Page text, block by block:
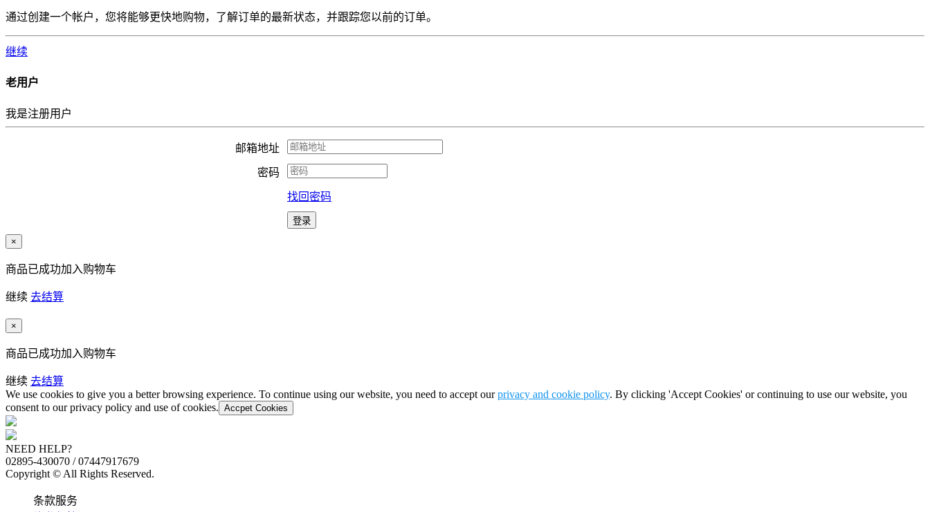
通过创建一个帐户，您将能够更快地购物，了解订单的最新状态，并跟踪您以前的订单。
继续
老用户
我是注册用户
邮箱地址
密码
找回密码
×
商品已成功加入购物车
继续 去结算
×
商品已成功加入购物车
继续 去结算
We use cookies to give you a better browsing experience. To continue using our website, you need to accept ourprivacy and cookie policy. By clicking 'Accept Cookies' or continuing to use our website, you
consent to our privacy policy and use of cookies. Accpet Cookies
NEED HELP?
02895-430070 / 07447917679
Copyright © All Rights Reserved.
条款服务